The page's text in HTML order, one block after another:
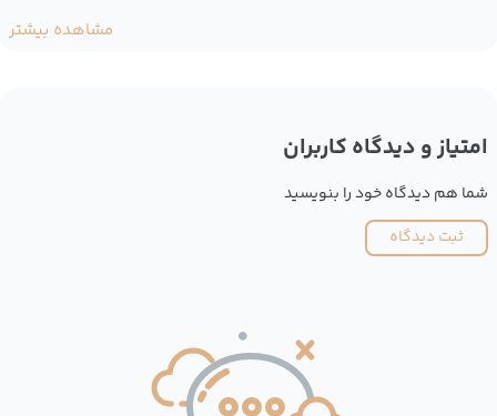
مشاهده بیشتر
امتیاز و دیدگاه کاربران
شما هم دیدگاه خود را بنویسید
ثبت دیدگاه